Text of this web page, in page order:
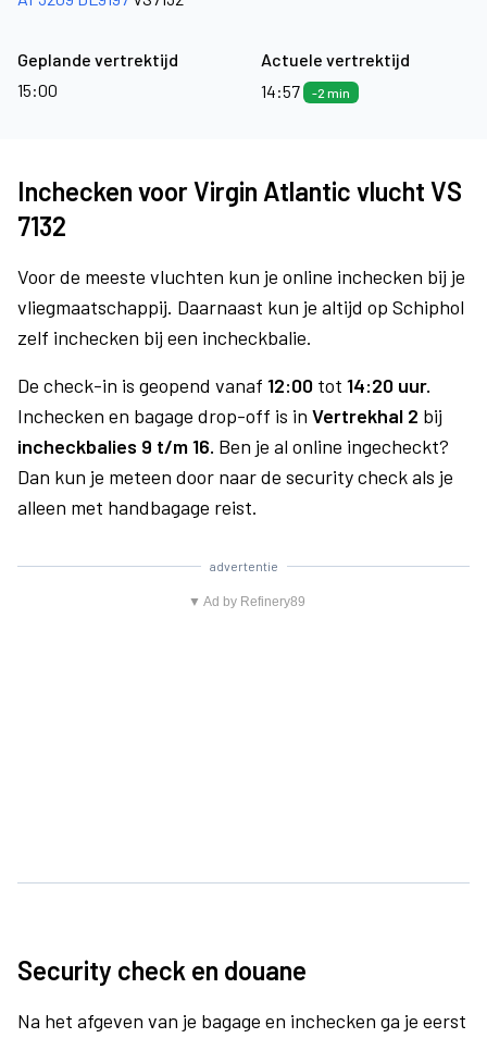
Geplande vertrektijd
15:00
Actuele vertrektijd
14:57
-2 min
Inchecken voor Virgin Atlantic vlucht VS
7132
Voor de meeste vluchten kun je online inchecken bij je
vliegmaatschappij. Daarnaast kun je altijd op Schiphol
zelf inchecken bij een incheckbalie.
De check-in is geopend vanaf 12:00 tot 14:20 uur.
Inchecken en bagage drop-off is in Vertrekhal 2 bij
incheckbalies 9 t/m 16. Ben je al online ingecheckt?
Dan kun je meteen door naar de security check als je
alleen met handbagage reist.
advertentie
▼ Ad by Refinery89
Security check en douane
Na het afgeven van je bagage en inchecken ga je eerst